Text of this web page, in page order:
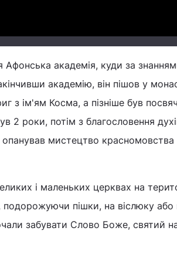
Афонська академія, куди за
академію, він пішов у
з ім'ям Косма, а пізніше був
2 роки, потім з благословення
мистецтво красномовства
і маленьких церквах на
подорожуючи пішки, на віслюку або
забувати Слово Боже, святий